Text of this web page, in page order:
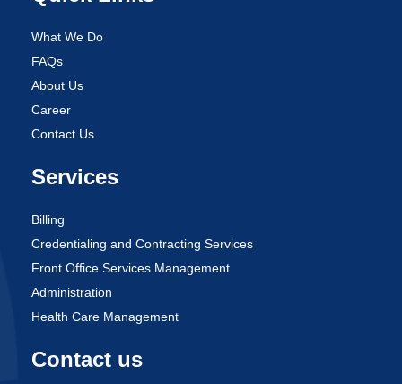
What We Do
FAQs
About Us
Career
Contact Us
Services
Billing
Credentialing and Contracting Services
Front Office Services Management
Administration
Health Care Management
Contact us